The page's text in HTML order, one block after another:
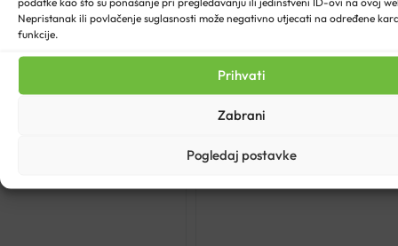
Nepristanak ili povlačenje suglasnosti može negativno utjecati na određene
funkcije.
Prihvati
Zabrani
Pogledaj postavke